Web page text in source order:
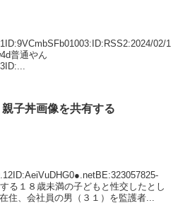
02/1
普通やん
親子丼画像を共有する
る１８歳未満の子どもと性交したとし
住、会社員の男（３１）を監護者...